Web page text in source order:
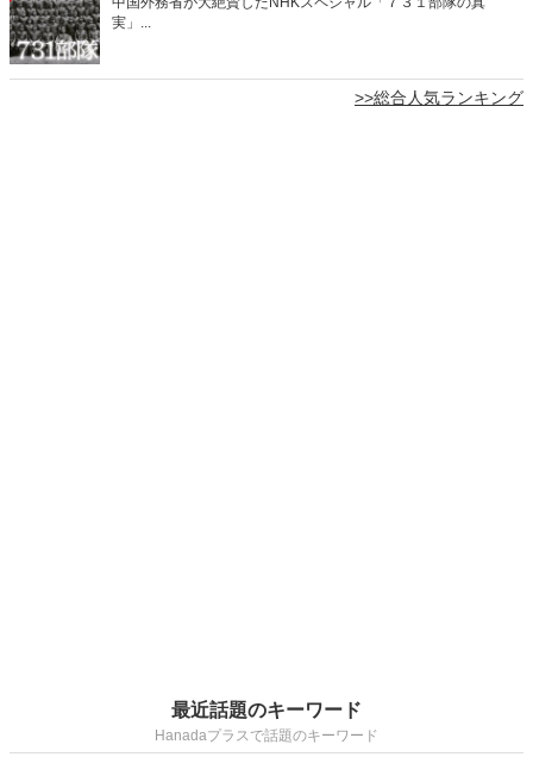
実」...
>>総合人気ランキング
最近話題のキーワード
Hanadaプラスで話題のキーワード